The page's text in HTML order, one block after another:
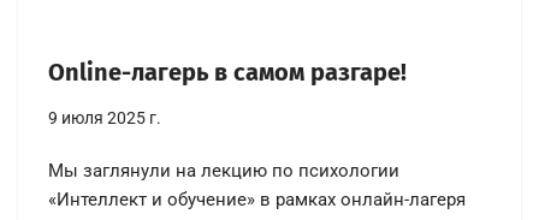
Online-лагерь в самом разгаре!
9 июля 2025 г.
Мы заглянули на лекцию по психологии
«Интеллект и обучение» в рамках онлайн-лагеря